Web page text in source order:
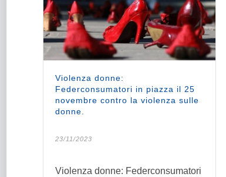
Violenza donne:
Federconsumatori in piazza il 25
novembre contro la violenza sulle
donne.
23/11/2023
Violenza donne: Federconsumatori